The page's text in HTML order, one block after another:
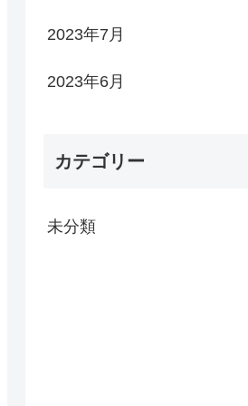
2023年7月
2023年6月
カテゴリー
未分類